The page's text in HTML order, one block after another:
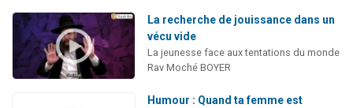
La recherche de jouissance dans un
vécu vide
La jeunesse face aux tentations du monde
Rav Moché BOYER
Humour : Quand ta femme est